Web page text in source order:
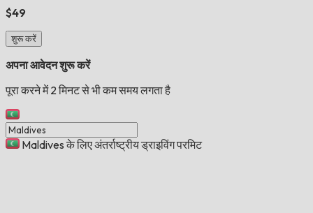
$49
शुरू करें
अपना आवेदन शुरू करें
पूरा करने में 2 मिनट से भी कम समय लगता है
Maldives के लिए अंतर्राष्ट्रीय ड्राइविंग परमिट